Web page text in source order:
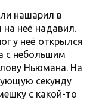
нашарил в
на неё надавил.
у неё открылся
с небольшим
Ньюмана. На
секунду
с какой-то